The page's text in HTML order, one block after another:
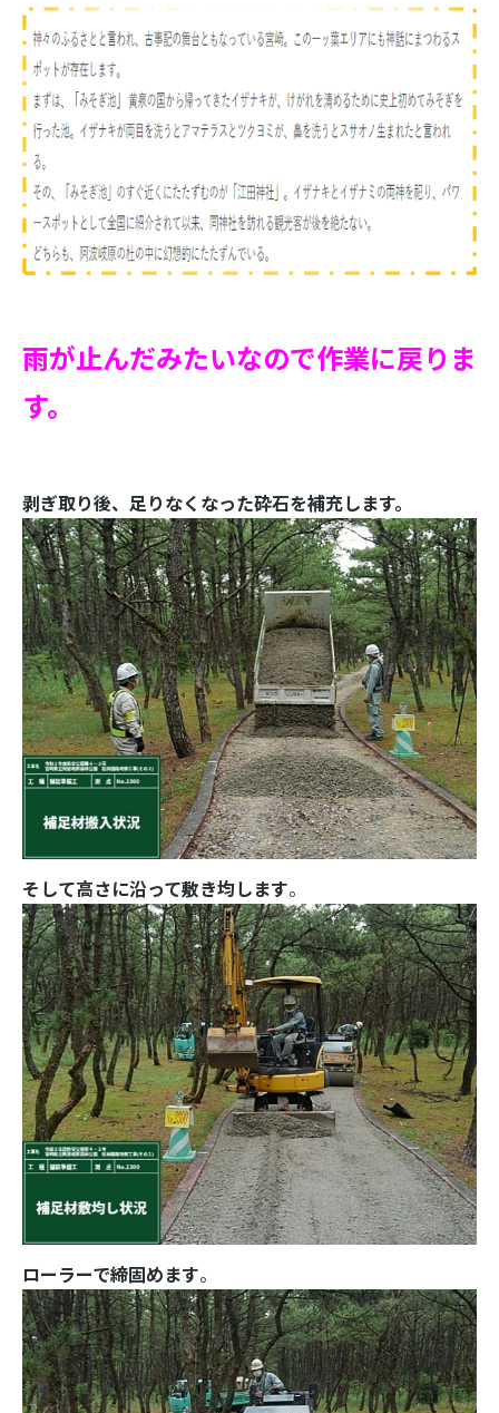
雨が止んだみたいなので作業に戻りま
す。
剥ぎ取り後、足りなくなった砕石を補充します。
そして高さに沿って敷き均します。
ローラーで締固めます。